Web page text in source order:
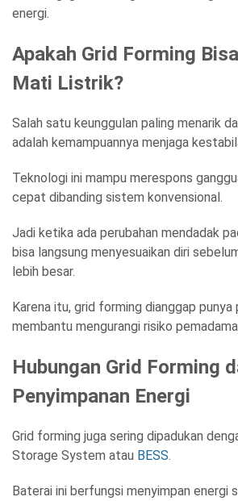
energi.
Apakah Grid Forming
Mati Listrik?
Salah satu keunggulan paling menarik
adalah kemampuannya menjaga
Teknologi ini mampu merespons
cepat dibanding sistem konvensional.
Jadi ketika ada perubahan mendadak
bisa langsung menyesuaikan diri
lebih besar.
Karena itu, grid forming dianggap
membantu mengurangi risiko
Hubungan Grid Forming
Penyimpanan Energi
Grid forming juga sering dipadukan
Storage System atau BESS.
Baterai ini berfungsi menyimpan energi